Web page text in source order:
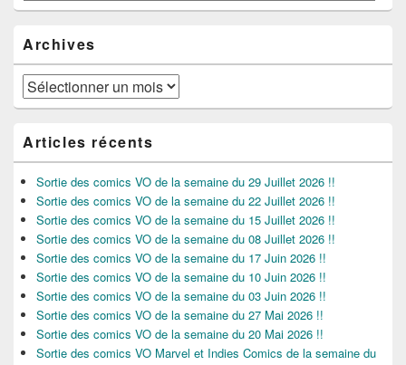
Archives
Archives
Articles récents
Sortie des comics VO de la semaine du 29 Juillet 2026 !!
Sortie des comics VO de la semaine du 22 Juillet 2026 !!
Sortie des comics VO de la semaine du 15 Juillet 2026 !!
Sortie des comics VO de la semaine du 08 Juillet 2026 !!
Sortie des comics VO de la semaine du 17 Juin 2026 !!
Sortie des comics VO de la semaine du 10 Juin 2026 !!
Sortie des comics VO de la semaine du 03 Juin 2026 !!
Sortie des comics VO de la semaine du 27 Mai 2026 !!
Sortie des comics VO de la semaine du 20 Mai 2026 !!
Sortie des comics VO Marvel et Indies Comics de la semaine du